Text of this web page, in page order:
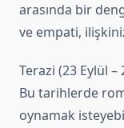
arasında bir
ve empati,
Terazi (23 Eylül –
Bu tarihlerde
oynamak